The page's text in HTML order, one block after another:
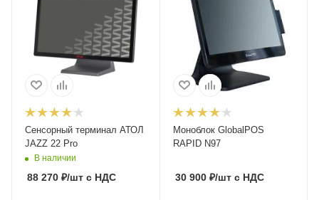
Сенсорный терминал АТОЛ
JAZZ 22 Pro
В наличии
88 270 ₽/шт с НДС
Моноблок GlobalPOS
RAPID N97
30 900₽/штс НДС